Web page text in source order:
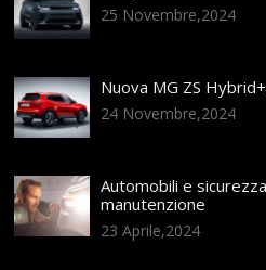
25 Novembre,2024
Nuova MG ZS
24 Novembre,2024
Automobili e
manutenzione
23 Aprile,2024